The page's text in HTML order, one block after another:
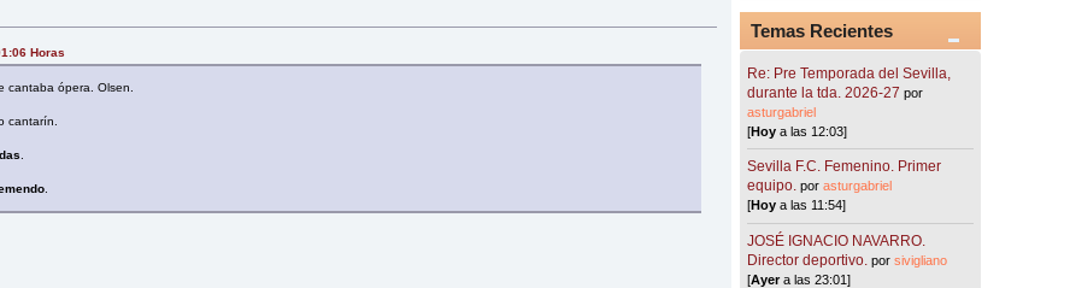
Horas
cantaba ópera. Olsen.
cantarín.
.
Temas Recientes
Re: Pre Temporada del Sevilla,
durante la tda. 2026-27 por
asturgabriel
[Hoy a las 12:03]
Sevilla F.C. Femenino. Primer
equipo. porasturgabriel
[Hoy a las 11:54]
JOSÉ IGNACIO NAVARRO.
Director deportivo. porsivigliano
[Ayera las 23:01]